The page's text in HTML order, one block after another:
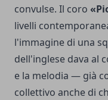
convulse. Il coro
livelli
l'immagine di una
dell'inglese dava al
e la melodia — già
collettivo anche di